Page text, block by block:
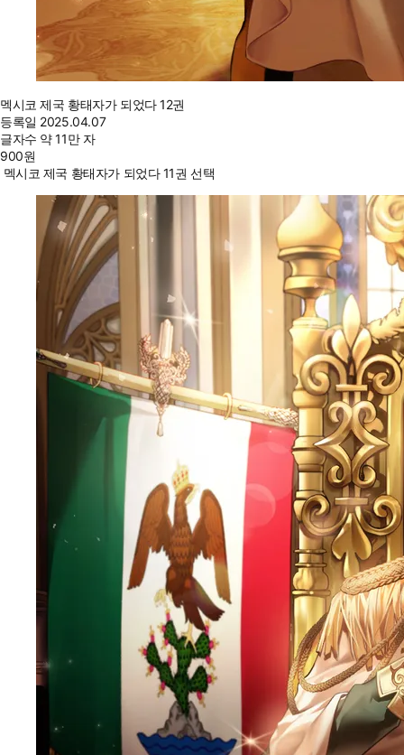
멕시코 제국 황태자가 되었다 12권
등록일 2025.04.07
글자수 약 11만 자
900원
멕시코 제국 황태자가 되었다 11권 선택